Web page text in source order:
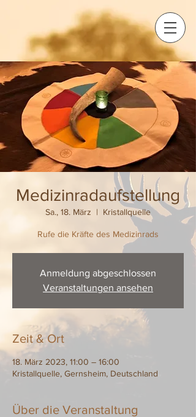
Medizinradaufstellung
Sa., 18. März
  |
Kristallquelle
Rufe die Kräfte des Medizinrads
Anmeldung abgeschlossen
Veranstaltungen ansehen
Zeit & Ort
18. März 2023, 11:00 – 16:00
Kristallquelle, Gernsheim, Deutschland
Über die Veranstaltung